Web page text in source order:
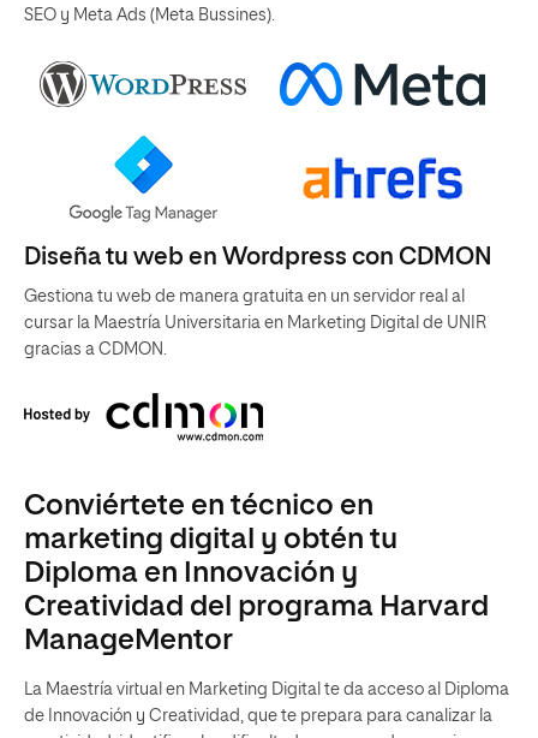
SEO y Meta Ads (Meta Bussines).
Diseña tu web en Wordpress con CDMON
Gestiona tu web de manera gratuita en un servidor real al
cursar la Maestría Universitaria en Marketing Digital de UNIR
gracias a CDMON.
Conviértete en técnico en
marketing digital y obtén tu
Diploma en Innovación y
Creatividad del programa Harvard
ManageMentor
La Maestría virtual en Marketing Digital te da acceso al Diploma
de Innovación y Creatividad, que te prepara para canalizar la